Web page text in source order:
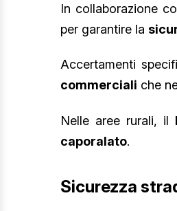
In collaborazione
per garantire la
Accertamenti
commerciali che
Nelle aree rurali, il
caporalato.
Sicurezza